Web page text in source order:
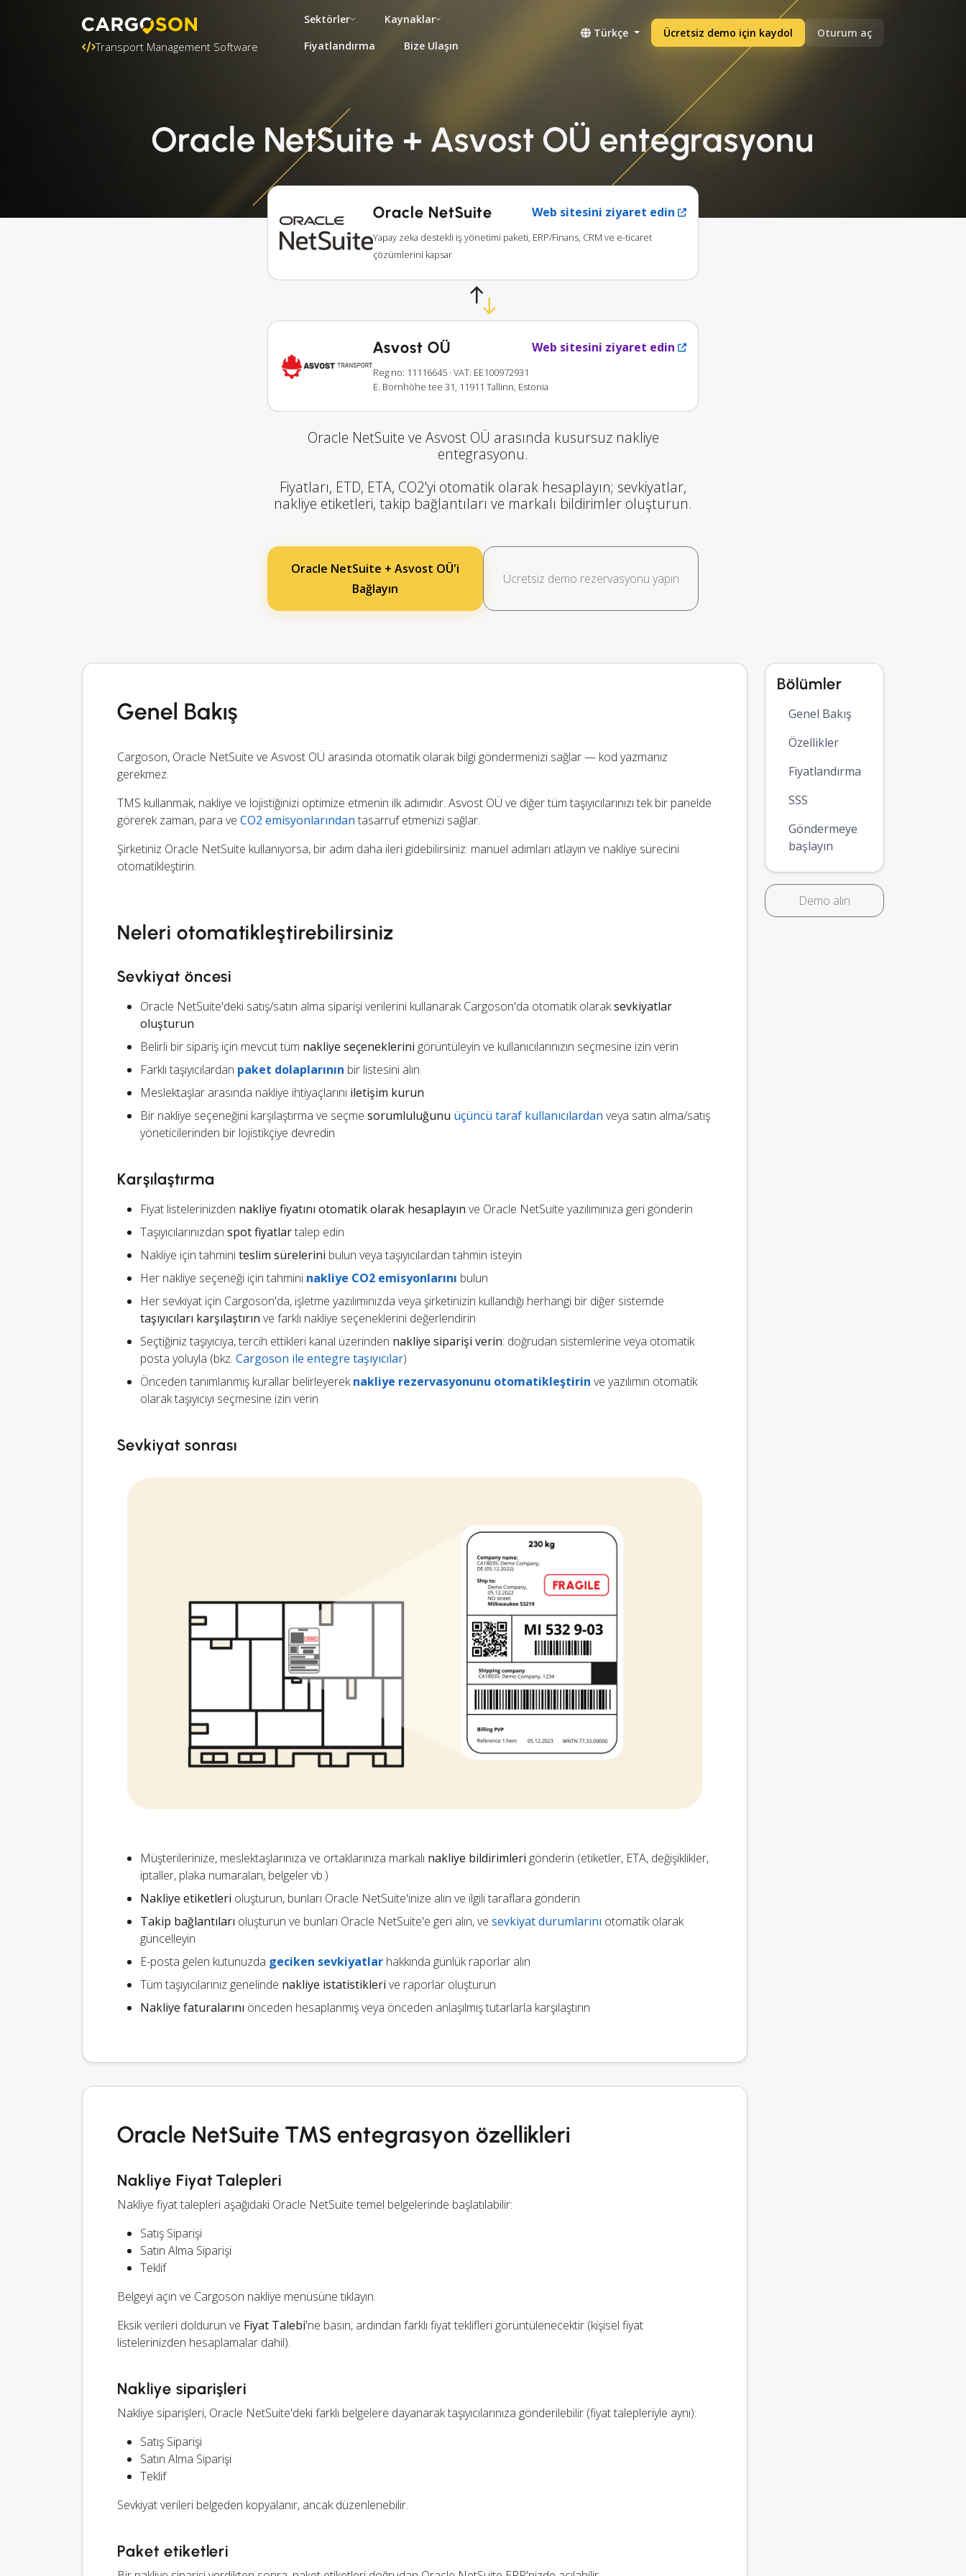
Transport Management Software
Sektörler
Kaynaklar
Fiyatlandırma
Bize Ulaşın
Türkçe Ücretsiz demo için kaydol Oturum aç
Oracle NetSuite + Asvost OÜ entegrasyonu
Oracle NetSuite Web sitesini ziyaret edin
Yapay zeka destekli iş yönetimi paketi, ERP/Finans, CRM ve e-ticaret
çözümlerini kapsar
Asvost OÜ Web sitesini ziyaret edin
Reg no: 11116645 · VAT: EE100972931
E. Bornhöhe tee 31, 11911 Tallinn, Estonia
Oracle NetSuite ve Asvost OÜ arasında kusursuz nakliye
entegrasyonu.
Fiyatları, ETD, ETA, CO2'yi otomatik olarak hesaplayın; sevkiyatlar,
nakliye etiketleri, takip bağlantıları ve markalı bildirimler oluşturun.
Oracle NetSuite + Asvost OÜ'i
Bağlayın
Ücretsiz demo rezervasyonu yapın
Genel Bakış
Cargoson, Oracle NetSuite ve Asvost OÜ arasında otomatik olarak bilgi göndermenizi sağlar — kod yazmanız
gerekmez.
TMS kullanmak, nakliye ve lojistiğinizi optimize etmenin ilk adımıdır. Asvost OÜ ve diğer tüm taşıyıcılarınızı tek bir panelde
görerek zaman, para ve CO2 emisyonlarından tasarruf etmenizi sağlar.
Şirketiniz Oracle NetSuite kullanıyorsa, bir adım daha ileri gidebilirsiniz: manuel adımları atlayın ve nakliye sürecini
otomatikleştirin.
Neleri otomatikleştirebilirsiniz
Sevkiyat öncesi
Oracle NetSuite'deki satış/satın alma siparişi verilerini kullanarak Cargoson'da otomatik olaraksevkiyatlar
oluşturun
Belirli bir sipariş için mevcut tüm nakliye seçeneklerini görüntüleyin ve kullanıcılarınızın seçmesine izin verin
Farklı taşıyıcılardan paket dolaplarının bir listesini alın
Meslektaşlar arasında nakliye ihtiyaçlarını iletişim kurun
Bir nakliye seçeneğini karşılaştırma ve seçme sorumluluğunu üçüncü taraf kullanıcılardan veya satın alma/satış
yöneticilerinden bir lojistikçiye devredin
Karşılaştırma
Fiyat listelerinizden nakliye fiyatını otomatik olarak hesaplayın ve Oracle NetSuite yazılımınıza geri gönderin
Taşıyıcılarınızdan spot fiyatlartalep edin
Nakliye için tahminiteslim sürelerini bulun veya taşıyıcılardan tahmin isteyin
Her nakliye seçeneği için tahmini nakliye CO2 emisyonlarını bulun
Her sevkiyat için Cargoson'da, işletme yazılımınızda veya şirketinizin kullandığı herhangi bir diğer sistemde
taşıyıcıları karşılaştırın ve farklı nakliye seçeneklerini değerlendirin
Seçtiğiniz taşıyıcıya, tercih ettikleri kanal üzerinden nakliye siparişi verin: doğrudan sistemlerine veya otomatik
posta yoluyla (bkz. Cargoson ile entegre taşıyıcılar)
Önceden tanımlanmış kurallar belirleyereknakliye rezervasyonunu otomatikleştirin ve yazılımın otomatik
olarak taşıyıcıyı seçmesine izin verin
Sevkiyat sonrası
Müşterilerinize, meslektaşlarınıza ve ortaklarınıza markalı nakliye bildirimleri gönderin (etiketler, ETA, değişiklikler,
iptaller, plaka numaraları, belgeler vb.)
Nakliye etiketleri oluşturun, bunları Oracle NetSuite'inize alın ve ilgili taraflara gönderin
Takip bağlantıları oluşturun ve bunları Oracle NetSuite'e geri alın, ve sevkiyat durumlarını otomatik olarak
güncelleyin
E-posta gelen kutunuzda geciken sevkiyatlar hakkında günlük raporlar alın
Tüm taşıyıcılarınız genelinde nakliye istatistikleri ve raporlar oluşturun
Nakliye faturalarını önceden hesaplanmış veya önceden anlaşılmış tutarlarla karşılaştırın
Oracle NetSuite TMS entegrasyon özellikleri
Nakliye Fiyat Talepleri
Nakliye fiyat talepleri aşağıdaki Oracle NetSuite temel belgelerinde başlatılabilir:
Satış Siparişi
Satın Alma Siparişi
Teklif
Belgeyi açın ve Cargoson nakliye menüsüne tıklayın.
Eksik verileri doldurun ve Fiyat Talebi'ne basın, ardından farklı fiyat teklifleri görüntülenecektir (kişisel fiyat
listelerinizden hesaplamalar dahil).
Nakliye siparişleri
Nakliye siparişleri, Oracle NetSuite'deki farklı belgelere dayanarak taşıyıcılarınıza gönderilebilir (fiyat talepleriyle aynı):
Satış Siparişi
Satın Alma Siparişi
Teklif
Sevkiyat verileri belgeden kopyalanır, ancak düzenlenebilir.
Paket etiketleri
Bölümler
Genel Bakış
Özellikler
Fiyatlandırma
SSS
Göndermeye
başlayın
Demo alın